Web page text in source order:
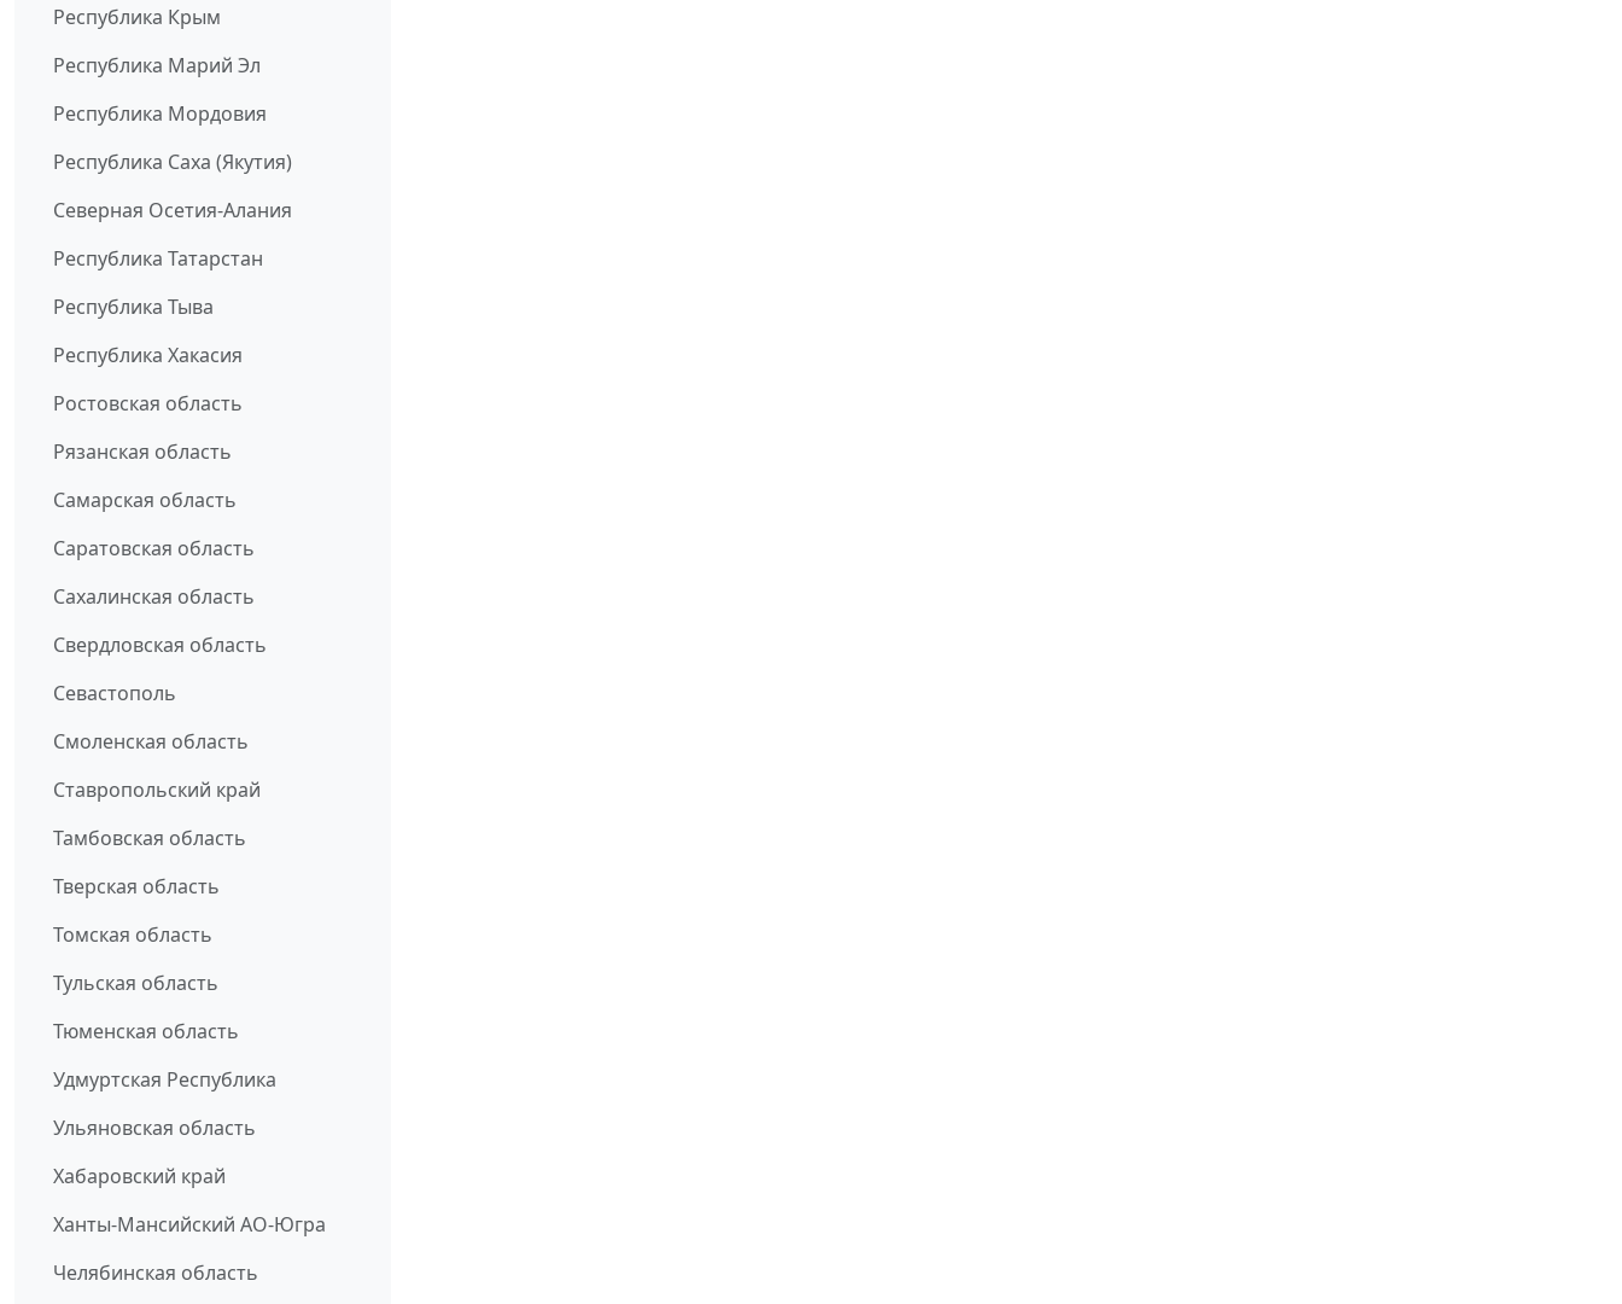
Республика Крым
Республика Марий Эл
Республика Мордовия
Республика Саха (Якутия)
Северная Осетия-Алания
Республика Татарстан
Республика Тыва
Республика Хакасия
Ростовская область
Рязанская область
Самарская область
Саратовская область
Сахалинская область
Свердловская область
Севастополь
Смоленская область
Ставропольский край
Тамбовская область
Тверская область
Томская область
Тульская область
Тюменская область
Удмуртская Республика
Ульяновская область
Хабаровский край
Ханты-Мансийский АО-Югра
Челябинская область